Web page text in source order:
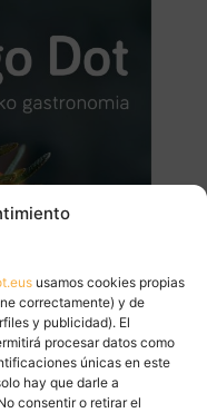
usamos cookies propias
correctamente) y de
y publicidad). El
procesar datos como
únicas en este
hay que darle a
consentir o retirar el